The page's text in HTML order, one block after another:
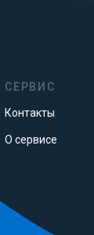
СЕРВИС
Контакты
О сервисе